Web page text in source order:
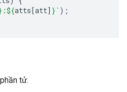
:${atts[att] } ` );
tử.